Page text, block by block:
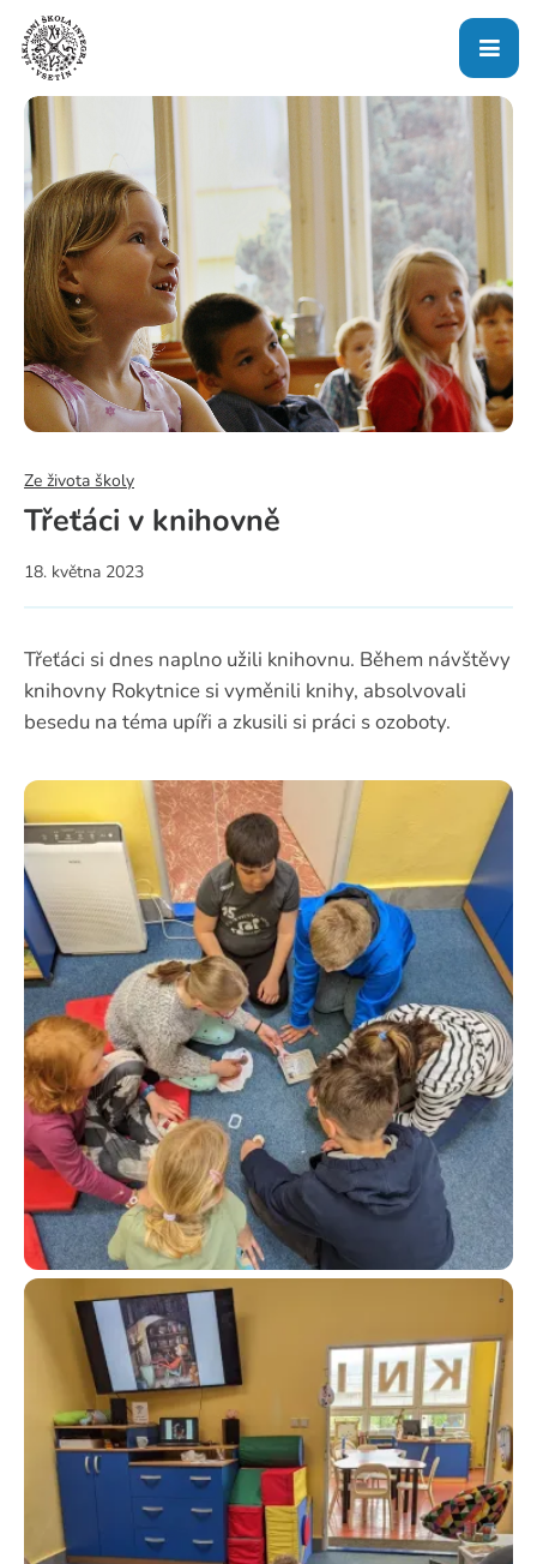
Ze života školy
Třeťáci v knihovně
18. května 2023
Třeťáci si dnes naplno užili knihovnu. Během návštěvy
knihovny Rokytnice si vyměnili knihy, absolvovali
besedu na téma upíři a zkusili si práci s ozoboty.